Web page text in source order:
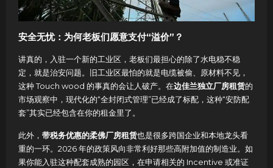
安全无忧：为何老板们愿意支付“溢价”？
讲真的，入驻一个新的工业区，老板们最担心的除了水电稳不稳
定，就是治安问题。旧工业区最怕的就是电缆被偷、原材料不见，
这种 Touch wood 的事真的会让人破产。在边佳兰独立厂房租赁的
市场观察中，现代化的“全封闭式管理”已经成了标配，这种“安防配
套”其实已经包含在你的租金里了。
此外， 带税务优惠的柔佛厂房租赁也是很多跨国企业和本地龙头看
重的一环。2026 年的政策风向非常利好那些高附加值的制造业。如
果你能入驻这种配套成熟的园区，在申请相关的 Incentive 或准证